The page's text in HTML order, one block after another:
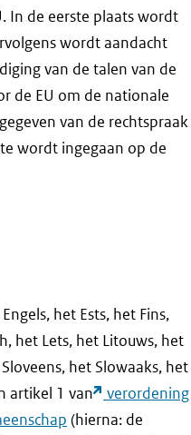
In de eerste plaats wordt
wordt aandacht
van de talen van de
de EU om de nationale
van de rechtspraak
wordt ingegaan op de
het Ests, het Fins,
het Lets, het Litouws, het
het Slowaaks, het
artikel 1 van
verordening
(hierna: de